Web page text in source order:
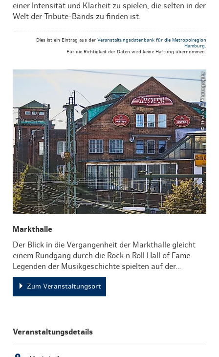
einer Intensität und Klarheit zu spielen, die selten in der
Welt der Tribute-Bands zu finden ist.
Dies ist ein Eintrag aus der Veranstaltungsdatenbank für die Metropolregion
Hamburg.
Für die Richtigkeit der Daten wird keine Haftung übernommen.
© ThisIsJulia Photography
Markthalle
Der Blick in die Vergangenheit der Markthalle gleicht
einem Rundgang durch die Rock n Roll Hall of Fame:
Legenden der Musikgeschichte spielten auf der…
Zum Veranstaltungsort
Veranstaltungsdetails